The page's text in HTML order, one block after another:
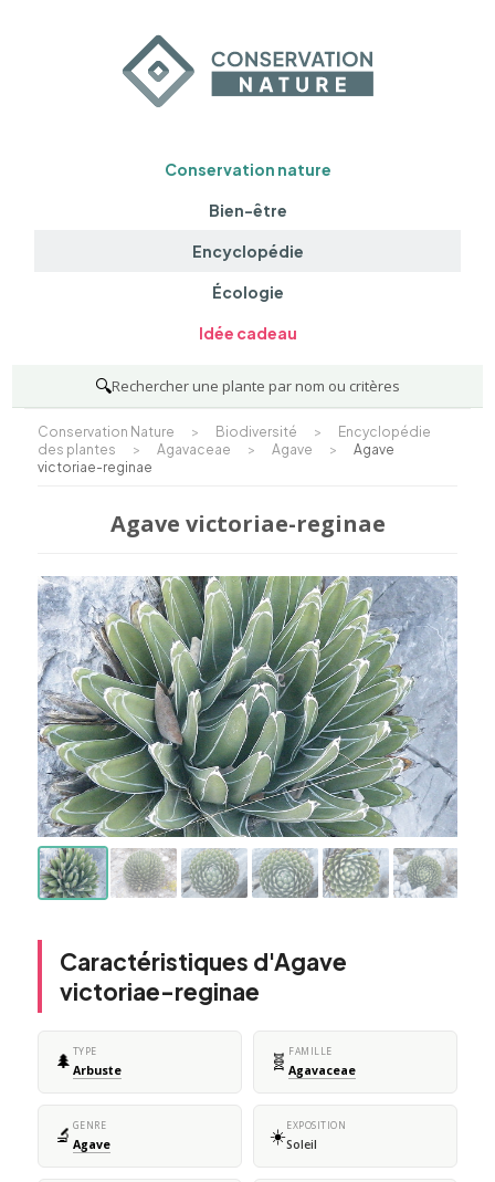
Conservation nature
Bien-être
Encyclopédie
Écologie
Idée cadeau
🔍Rechercher une plante par nom ou critères
Conservation Nature > Biodiversité >
Encyclopédie
des plantes
> Agavaceae > Agave >
Agave
victoriae-reginae
Agave victoriae-reginae
Caractéristiques d'Agave
victoriae-reginae
🌲 TYPE
Arbuste 🧬 FAMILLE
Agavaceae
🔬 GENRE
Agave ☀️EXPOSITION
Soleil